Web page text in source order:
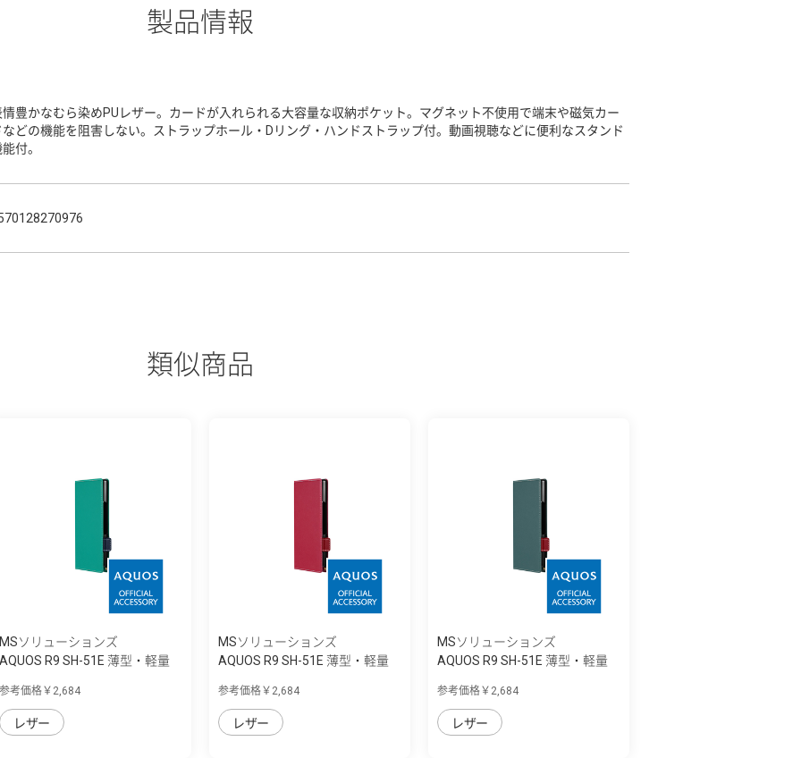
製品情報
情豊かなむら染めPUレザー。カードが入れられる大容量な収納ポケット。マグネット不使用で端末や磁気カー
などの機能を阻害しない。ストラップホール・Dリング・ハンドストラップ付。動画視聴などに便利なスタンド
付。
類似商品
MSソリューションズ
AQUOS R9 SH-51E 薄型・軽量
参考価格￥2,684
レザー
MSソリューションズ
AQUOS R9 SH-51E 薄型・軽量
参考価格￥2,684
レザー
MSソリューションズ
AQUOS R9 SH-51E 薄型・軽量
参考価格￥2,684
レザー